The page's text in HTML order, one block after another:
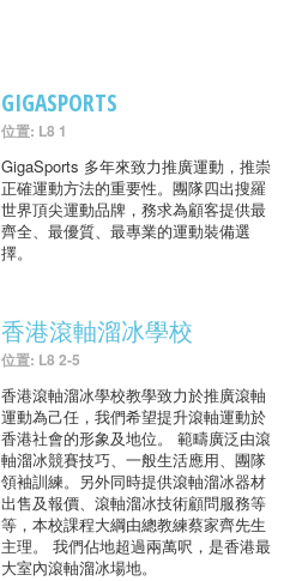
GIGASPORTS
位置: L8 1
GigaSports 多年來致力推廣運動，推崇
正確運動方法的重要性。團隊四出搜羅
世界頂尖運動品牌，務求為顧客提供最
齊全、最優質、最專業的運動裝備選
擇。
香港滾軸溜冰學校
位置: L8 2-5
香港滾軸溜冰學校教學致力於推廣滾軸
運動為己任，我們希望提升滾軸運動於
香港社會的形象及地位。 範疇廣泛由滾
軸溜冰競賽技巧、一般生活應用、團隊
領袖訓練。另外同時提供滾軸溜冰器材
出售及報價、滾軸溜冰技術顧問服務等
等，本校課程大綱由總教練蔡家齊先生
主理。 我們佔地超過兩萬呎，是香港最
大室內滾軸溜冰場地。